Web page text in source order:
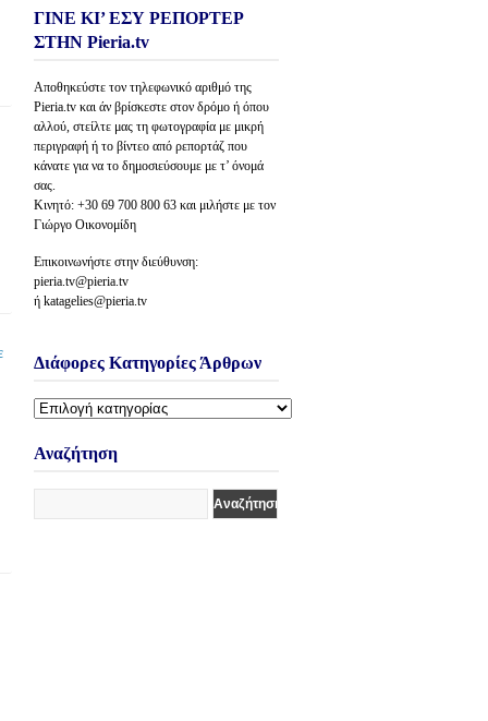
ΓΙΝΕ ΚΙ’ ΕΣΥ ΡΕΠΟΡΤΕΡ
ΣΤΗΝ Pieria.tv
Αποθηκεύστε τον τηλεφωνικό αριθμό της
Pieria.tv και άν βρίσκεστε στον δρόμο ή όπου
αλλού, στείλτε μας τη φωτογραφία με μικρή
περιγραφή ή το βίντεο από ρεπορτάζ που
κάνατε για να το δημοσιεύσουμε με τ’ όνομά
σας.
Κινητό: +30 69 700 800 63 και μιλήστε με τον
Γιώργο Οικονομίδη
Επικοινωνήστε στην διεύθυνση:
pieria.tv@pieria.tv
ή katagelies@pieria.tv
Διάφορες Κατηγορίες Άρθρων
Διάφορες
Άρθρων
Αναζήτηση